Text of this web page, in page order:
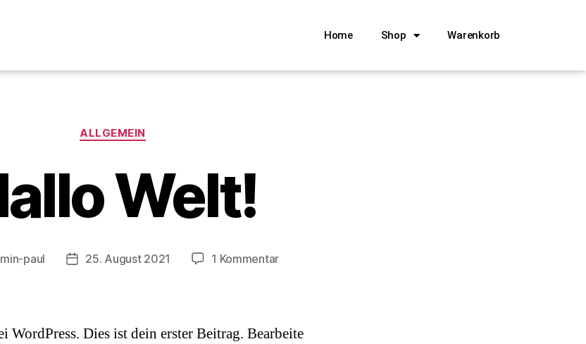
Home Shop Warenkorb
ALLGEMEIN
Welt!
paul 25. August 2021 1 Kommentar
WordPress. Dies ist dein erster Beitrag. Bearbeite